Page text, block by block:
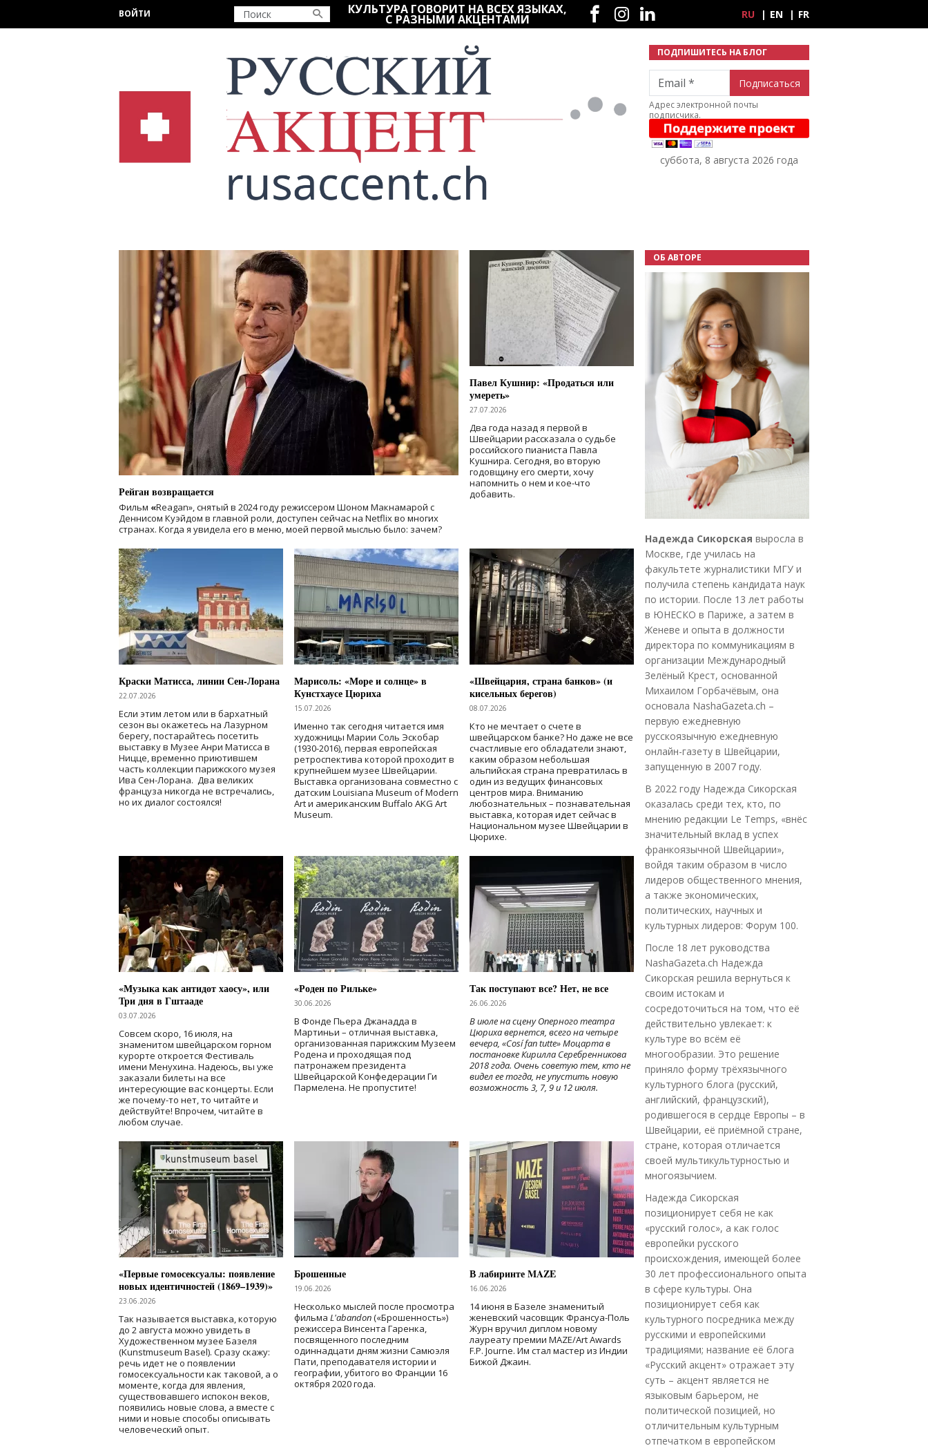
ВОЙТИ КУЛЬТУРА ГОВОРИТ НА ВСЕХ ЯЗЫКАХ,
С РАЗНЫМИ АКЦЕНТАМИ
Социальные сети
RU EN FR
ПОДПИШИТЕСЬ НА БЛОГ
Email
Адрес электронной почты
подписчика.
суббота, 8 августа 2026 года
Рейган возвращается
Фильм «Reagan», снятый в 2024 годурежиссером Шоном Макнамарой с
Деннисом Куэйдом в главной роли, доступен сейчас на Netflix во многих
странах. Когда я увидела его в меню, моей первой мыслью было: зачем?
Павел Кушнир: «Продаться или
умереть»
27.07.2026
Два года назад я первой в
Швейцарии рассказала о судьбе
российского пианиста Павла
Кушнира. Сегодня, во вторую
годовщину его смерти, хочу
напомнить о нем и кое-что
добавить.
Краски Матисса, линии Сен-Лорана
22.07.2026
Если этим летом или в бархатный
сезон вы окажетесь на Лазурном
берегу, постарайтесь посетить
выставку в Музее Анри Матисса в
Ницце, временно приютившем
часть коллекции парижского музея
Ива Сен-Лорана. Два великих
француза никогда не встречались,
но их диалог состоялся!
Марисоль: «Море и солнце» в
Кунстхаусе Цюриха
15.07.2026
Именно так сегодня читается имя
художницы Марии Соль Эскобар
(1930-2016), первая европейская
ретроспектива которой проходит в
крупнейшем музее Швейцарии.
Выставка организована совместно с
датским Louisiana Museum of Modern
Art и американским Buffalo AKG Art
Museum.
«Швейцария, страна банков» (и
кисельных берегов)
08.07.2026
Кто не мечтает о счете в
швейцарском банке? Но даже не все
счастливые его обладатели знают,
каким образом небольшая
альпийская страна превратилась в
один из ведущих финансовых
центров мира. Вниманию
любознательных – познавательная
выставка, которая идет сейчас в
Национальном музее Швейцарии в
Цюрихе.
«Музыка как антидот хаосу», или
Три дня в Гштааде
03.07.2026
Совсем скоро, 16 июля, на
знаменитом швейцарском горном
курорте откроется Фестиваль
имени Менухина. Надеюсь, вы уже
заказали билеты на все
интересующие вас концерты. Если
же почему-то нет, то читайте и
действуйте! Впрочем, читайте в
любом случае.
«Роден по Рильке»
30.06.2026
В Фонде Пьера Джанадда в
Мартиньи – отличная выставка,
организованная парижским Музеем
Родена и проходящая под
патронажем президента
Швейцарской Конфедерации Ги
Пармелена. Не пропустите!
Так поступают все? Нет, не все
26.06.2026
В июле на сцену Оперного театра
Цюриха вернется, всего на четыре
вечера, «Cosí fan tutte» Моцарта в
постановке Кирилла Серебренникова
2018 года. Очень советую тем, кто не
видел ее тогда, не упустить новую
возможность 3, 7, 9 и 12 июля.
«Первые гомосексуалы: появление
новых идентичностей (1869–1939)»
23.06.2026
Так называется выставка, которую
до 2 августа можно увидеть в
Художественном музее Базеля
(Kunstmuseum Basel). Сразу скажу:
речь идет не о появлении
гомосексуальности как таковой, а о
моменте, когда для явления,
существовавшего испокон веков,
появились новые слова, а вместе с
ними и новые способы описывать
человеческий опыт.
Брошенные
19.06.2026
Несколько мыслей после просмотра
фильма L'abandon(«Брошенность»)
режиссера Винсента Гаренка,
посвященного последним
одиннадцати дням жизни Самюэля
Пати, преподавателя истории и
географии, убитого во Франции 16
октября 2020 года.
В лабиринте MAZE
16.06.2026
14 июня в Базеле знаменитый
женевский часовщик Франсуа-Поль
Журн вручил диплом новому
лауреату премии MAZE/Art Awards
F.P. Journe. Им стал мастер из Индии
Бижой Джаин.
ОБ АВТОРЕ
Надежда Сикорская выросла в
Москве, где училась на
факультете журналистики МГУ и
получила степень кандидата наук
по истории. После 13 лет работы
в ЮНЕСКО в Париже, а затем в
Женеве и опыта в должности
директора по коммуникациям в
организации Международный
Зелёный Крест, основанной
Михаилом Горбачёвым, она
основала NashaGazeta.ch –
первую ежедневную
русскоязычную ежедневную
онлайн-газету в Швейцарии,
запущенную в 2007 году.
В 2022 году Надежда Сикорская
оказалась среди тех, кто, по
мнению редакции Le Temps, «внёс
значительный вклад в успех
франкоязычной Швейцарии»,
войдя таким образом в число
лидеров общественного мнения,
а также экономических,
политических, научных и
культурных лидеров: Форум 100.
После 18 лет руководства
NashaGazeta.ch Надежда
Сикорская решила вернуться к
своим истокам и
сосредоточиться на том, что её
действительно увлекает: к
культуре во всём её
многообразии. Это решение
приняло форму трёхязычного
культурного блога (русский,
английский, французский),
родившегося в сердце Европы – в
Швейцарии, её приёмной стране,
стране, которая отличается
своей мультикультурностью и
многоязычием.
Надежда Сикорская
позиционирует себя не как
«русский голос», а как голос
европейки русского
происхождения, имеющей более
30 лет профессионального опыта
в сфере культуры. Она
позиционирует себя как
культурного посредника между
русскими и европейскими
традициями; название её блога
«Русский акцент» отражает эту
суть – акцент является не
языковым барьером, не
политической позицией, но
отличительным культурным
отпечатком в европейском